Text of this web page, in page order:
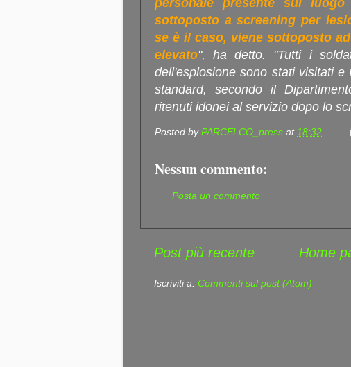
personale presente sul
sottoposto a screening per
se è il caso, viene sottoposto
elevato", ha detto. "Tutti i
dell'esplosione sono stati visitati
standard, secondo il
ritenuti idonei al servizio dopo lo
Posted byPARCELCO_press at18:32
Nessun commento:
Posta un commento
Post più recente Home
Iscriviti a: Commenti sul post (Atom)